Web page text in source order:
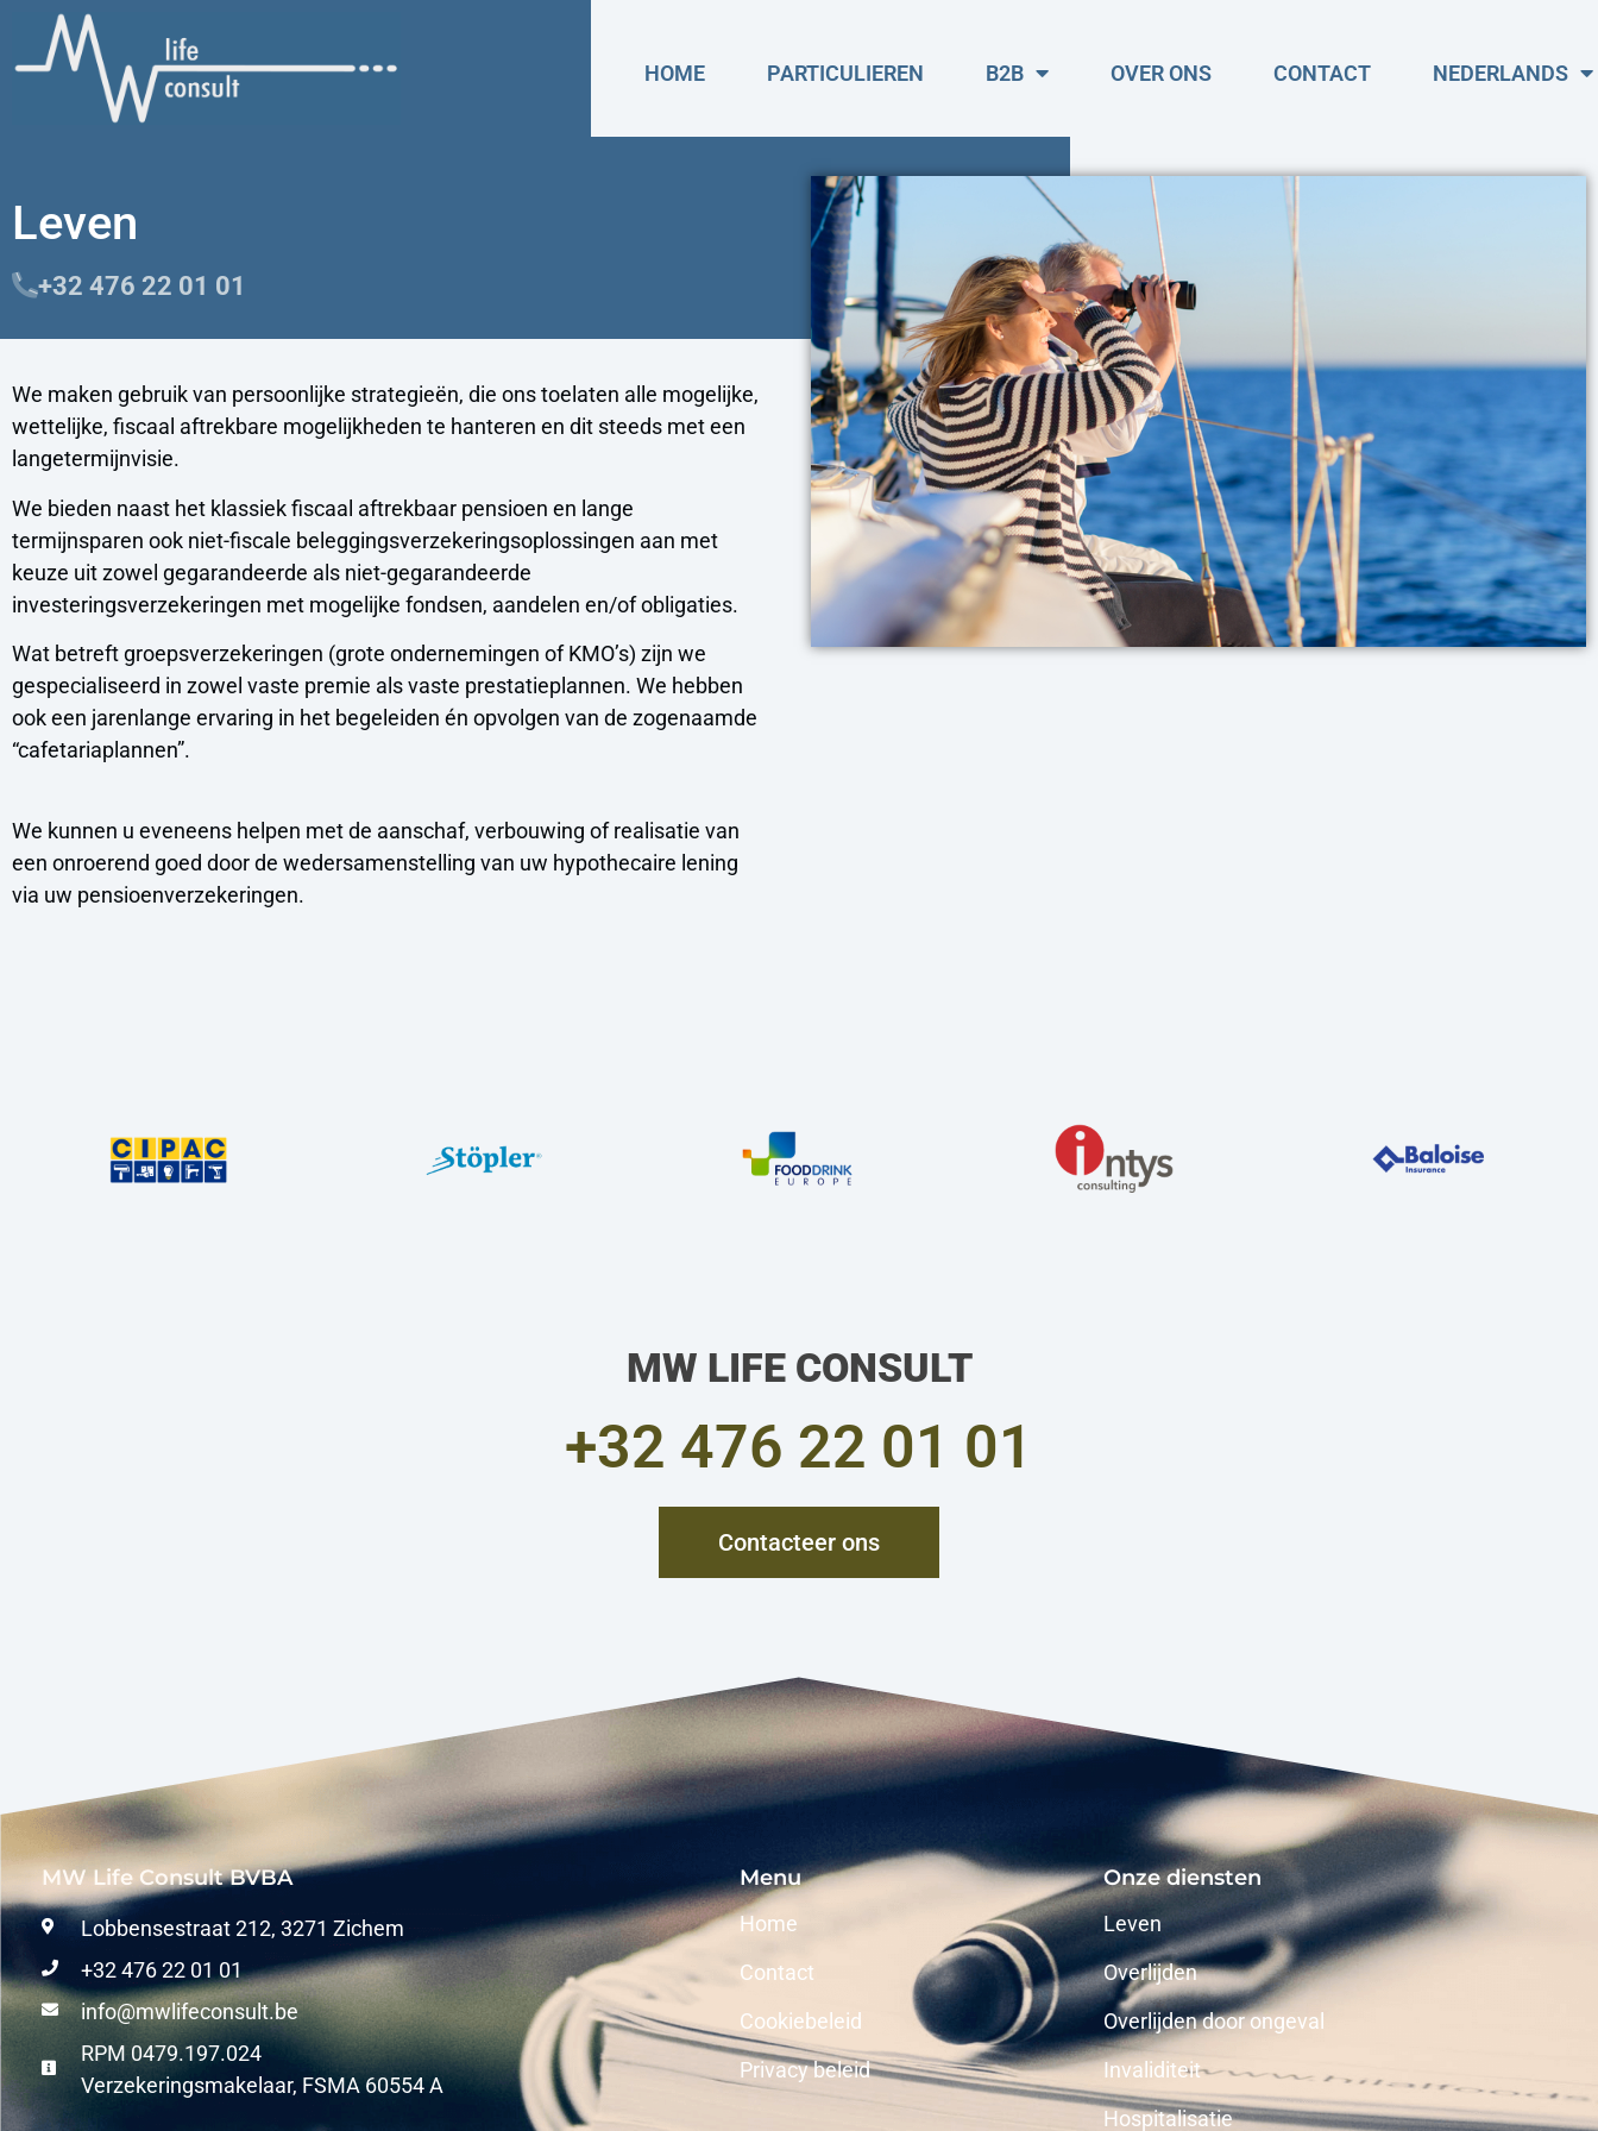
HOME PARTICULIEREN B2B OVER ONS CONTACT NEDERLANDS
Leven
+32 476 22 01 01
We maken gebruik van persoonlijke strategieën, die ons toelaten alle mogelijke,
wettelijke, fiscaal aftrekbare mogelijkheden te hanteren en dit steeds met een
langetermijnvisie.
We bieden naast het klassiek fiscaal aftrekbaar pensioen en lange
termijnsparen ook niet-fiscale beleggingsverzekeringsoplossingen aan met
keuze uit zowel gegarandeerde als niet-gegarandeerde
investeringsverzekeringen met mogelijke fondsen, aandelen en/of obligaties.
Wat betreft groepsverzekeringen (grote ondernemingen of KMO’s) zijn we
gespecialiseerd in zowel vaste premie als vaste prestatieplannen. We hebben
ook een jarenlange ervaring in het begeleiden én opvolgen van de zogenaamde
“cafetariaplannen”.
We kunnen u eveneens helpen met de aanschaf, verbouwing of realisatie van
een onroerend goed door de wedersamenstelling van uw hypothecaire lening
via uw pensioenverzekeringen.
MW LIFE CONSULT
+32 476 22 01 01
Contacteer ons
MW Life Consult BVBA
Lobbensestraat 212, 3271 Zichem
+32 476 22 01 01
info@mwlifeconsult.be
RPM 0479.197.024
Verzekeringsmakelaar, FSMA 60554 A
Menu
Home
Contact
Cookiebeleid
Privacy beleid
Onze diensten
Leven
Overlijden
Overlijden door ongeval
Invaliditeit
Hospitalisatie